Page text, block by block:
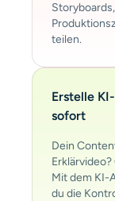
teilen.
Erstelle
sofort
Dein
Mit dem KI-
du die